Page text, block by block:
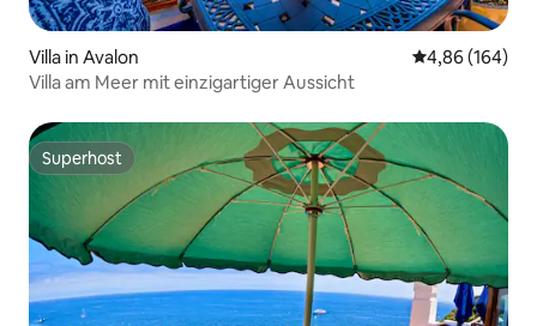
Villa in Avalon
4,86 (164)
Villa am Meer mit einzigartiger Aussicht
Superhost
Superhost